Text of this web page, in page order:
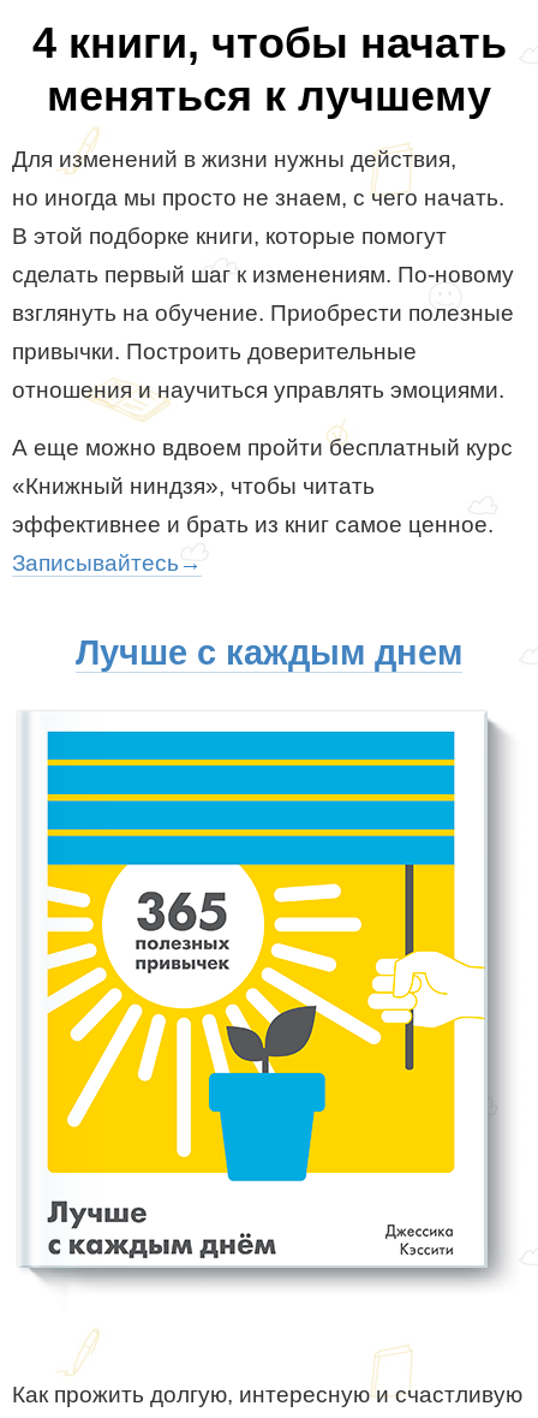
4 книги, чтобы начать
меняться к лучшему
Для изменений в жизни нужны действия,
но иногда мы просто не знаем, с чего начать.
В этой подборке книги, которые помогут
сделать первый шаг к изменениям. По-новому
взглянуть на обучение. Приобрести полезные
привычки. Построить доверительные
отношения и научиться управлять эмоциями.
А еще можно вдвоем пройти бесплатный курс
«Книжный ниндзя», чтобы читать
эффективнее и брать из книг самое ценное.
Записывайтесь→
Лучше с каждым днем
Как прожить долгую, интересную и счастливую